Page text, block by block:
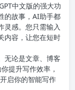
中文版的强大功
的故事，AI助手都
灵感。您只需输入
内容，让您在短时
无论是文章、博客
提升写作效率，
开启你的智能写作